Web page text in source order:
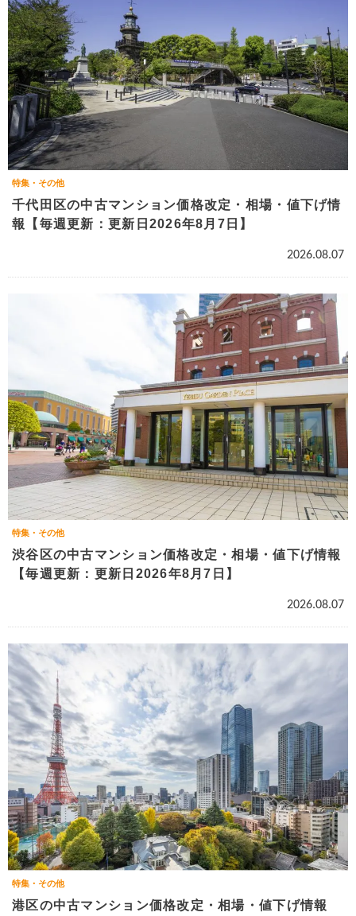
特集・その他
千代田区の中古マンション価格改定・相場・値下げ情
報【毎週更新：更新日2026年8月7日】
2026.08.07
特集・その他
渋谷区の中古マンション価格改定・相場・値下げ情報
【毎週更新：更新日2026年8月7日】
2026.08.07
特集・その他
港区の中古マンション価格改定・相場・値下げ情報